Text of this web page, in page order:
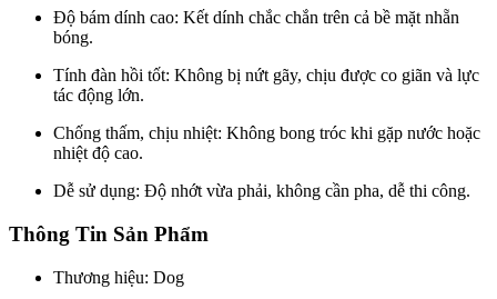
Độ bám dính cao: Kết dính chắc chắn trên cả bề mặt nhẵn
bóng.
Tính đàn hồi tốt: Không bị nứt gãy, chịu được co giãn và lực
tác động lớn.
Chống thấm, chịu nhiệt: Không bong tróc khi gặp nước hoặc
nhiệt độ cao.
Dễ sử dụng: Độ nhớt vừa phải, không cần pha, dễ thi công.
Thông Tin Sản Phẩm
Thương hiệu: Dog